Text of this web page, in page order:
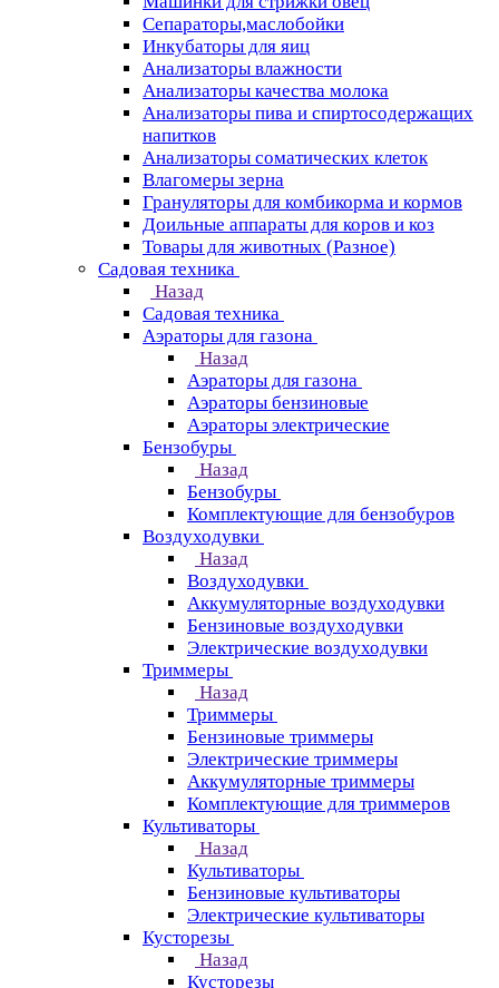
Сепараторы,маслобойки
Инкубаторы для яиц
Анализаторы влажности
Анализаторы качества молока
Анализаторы пива и спиртосодержащих
напитков
Анализаторы соматических клеток
Влагомеры зерна
Грануляторы для комбикорма и кормов
Доильные аппараты для коров и коз
Товары для животных (Разное)
Садовая техника
Назад
Садовая техника
Аэраторы для газона
Назад
Аэраторы для газона
Аэраторы бензиновые
Аэраторы электрические
Бензобуры
Назад
Бензобуры
Комплектующие для бензобуров
Воздуходувки
Назад
Воздуходувки
Аккумуляторные воздуходувки
Бензиновые воздуходувки
Электрические воздуходувки
Триммеры
Назад
Триммеры
Бензиновые триммеры
Электрические триммеры
Аккумуляторные триммеры
Комплектующие для триммеров
Культиваторы
Назад
Культиваторы
Бензиновые культиваторы
Электрические культиваторы
Кусторезы
Назад
Кусторезы